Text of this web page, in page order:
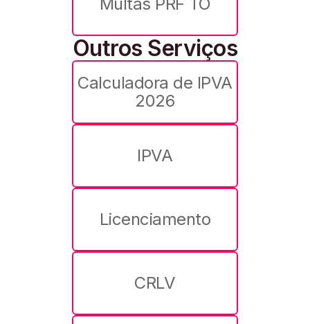
Outros Serviços
Calculadora de IPVA
2026
IPVA
Licenciamento
CRLV